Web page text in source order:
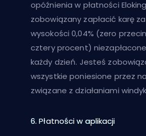
opóźnienia w płatności
zobowiązany zapłacić karę za
wysokości 0,04% (zero
cztery procent)
każdy dzień. Jesteś
wszystkie poniesione przez
związane z działaniami
6. Płatności w aplikacji